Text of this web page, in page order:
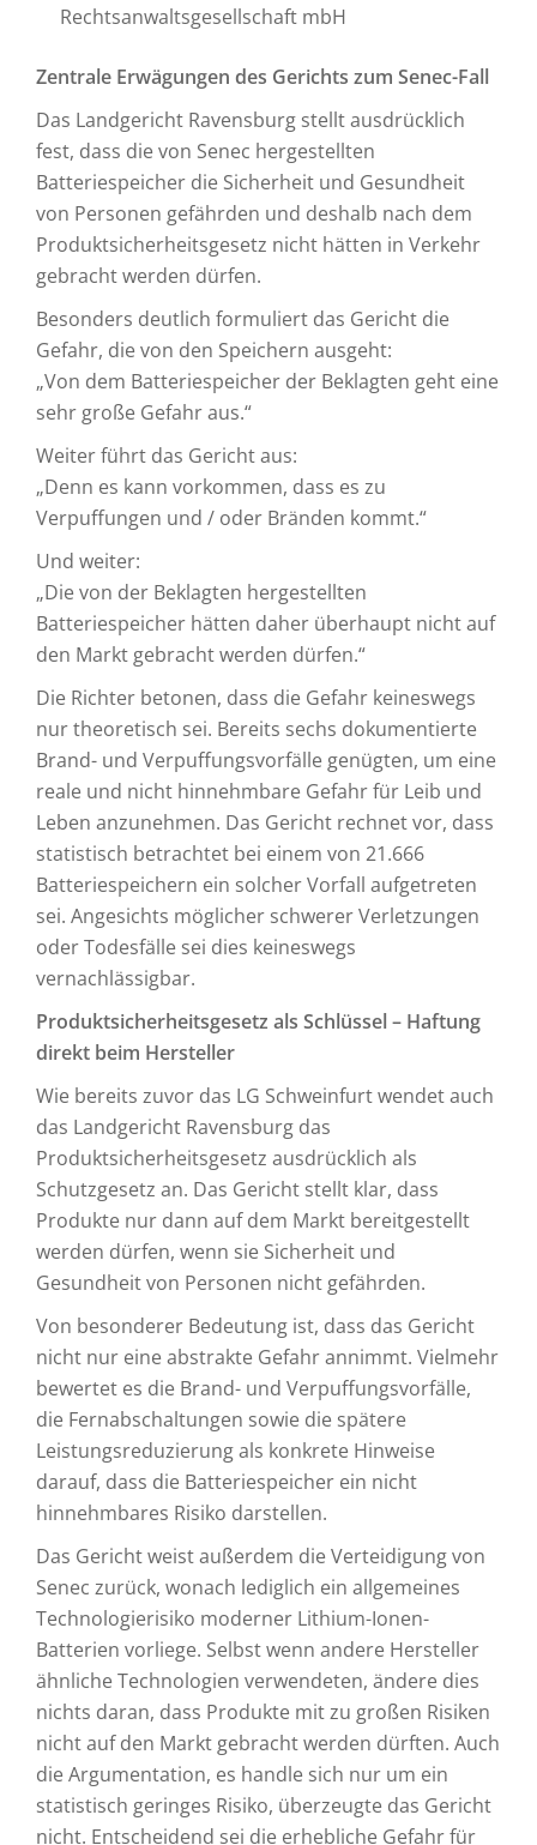
Rechtsanwaltsgesellschaft mbH
Zentrale Erwägungen des Gerichts zum Senec-Fall
Das Landgericht Ravensburg stellt ausdrücklich
fest, dass die von Senec hergestellten
Batteriespeicher die Sicherheit und Gesundheit
von Personen gefährden und deshalb nach dem
Produktsicherheitsgesetz nicht hätten in Verkehr
gebracht werden dürfen.
Besonders deutlich formuliert das Gericht die
Gefahr, die von den Speichern ausgeht:
„Von dem Batteriespeicher der Beklagten geht eine
sehr große Gefahr aus.“
Weiter führt das Gericht aus:
„Denn es kann vorkommen, dass es zu
Verpuffungen und / oder Bränden kommt.“
Und weiter:
„Die von der Beklagten hergestellten
Batteriespeicher hätten daher überhaupt nicht auf
den Markt gebracht werden dürfen.“
Die Richter betonen, dass die Gefahr keineswegs
nur theoretisch sei. Bereits sechs dokumentierte
Brand- und Verpuffungsvorfälle genügten, um eine
reale und nicht hinnehmbare Gefahr für Leib und
Leben anzunehmen. Das Gericht rechnet vor, dass
statistisch betrachtet bei einem von 21.666
Batteriespeichern ein solcher Vorfall aufgetreten
sei. Angesichts möglicher schwerer Verletzungen
oder Todesfälle sei dies keineswegs
vernachlässigbar.
Produktsicherheitsgesetz als Schlüssel – Haftung
direkt beim Hersteller
Wie bereits zuvor das LG Schweinfurt wendet auch
das Landgericht Ravensburg das
Produktsicherheitsgesetz ausdrücklich als
Schutzgesetz an. Das Gericht stellt klar, dass
Produkte nur dann auf dem Markt bereitgestellt
werden dürfen, wenn sie Sicherheit und
Gesundheit von Personen nicht gefährden.
Von besonderer Bedeutung ist, dass das Gericht
nicht nur eine abstrakte Gefahr annimmt. Vielmehr
bewertet es die Brand- und Verpuffungsvorfälle,
die Fernabschaltungen sowie die spätere
Leistungsreduzierung als konkrete Hinweise
darauf, dass die Batteriespeicher ein nicht
hinnehmbares Risiko darstellen.
Das Gericht weist außerdem die Verteidigung von
Senec zurück, wonach lediglich ein allgemeines
Technologierisiko moderner Lithium-Ionen-
Batterien vorliege. Selbst wenn andere Hersteller
ähnliche Technologien verwendeten, ändere dies
nichts daran, dass Produkte mit zu großen Risiken
nicht auf den Markt gebracht werden dürften. Auch
die Argumentation, es handle sich nur um ein
statistisch geringes Risiko, überzeugte das Gericht
nicht. Entscheidend sei die erhebliche Gefahr für